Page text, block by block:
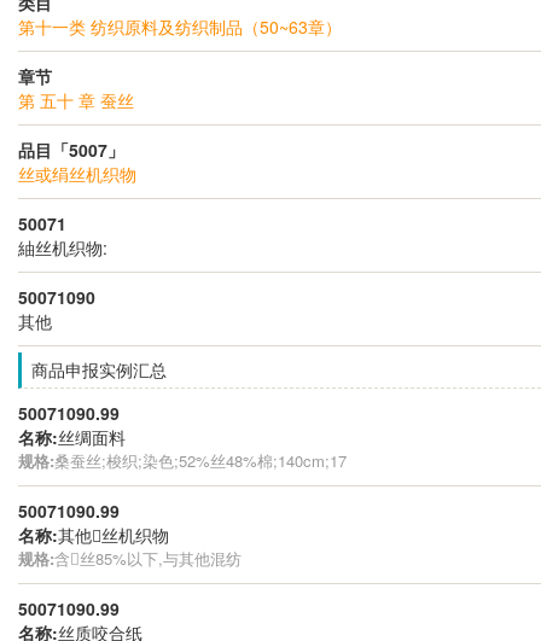
第十一类 纺织原料及纺织制品（50~63章）
章节
第 五十 章 蚕丝
品目「5007」
丝或绢丝机织物
50071
紬丝机织物:
50071090
其他
商品申报实例汇总
50071090.99
名称:丝绸面料
规格:桑蚕丝;梭织;染色;52%丝48%棉;140cm;17
50071090.99
名称:其他丝机织物
规格:含丝85%以下,与其他混纺
50071090.99
名称:丝质咬合纸